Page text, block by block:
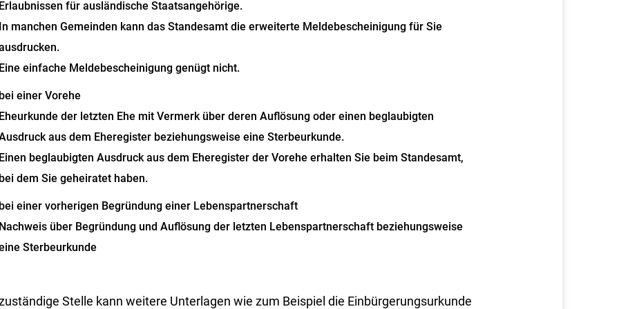
für ausländische Staatsangehörige.
manchen Gemeinden kann das Standesamt die erweiterte Meldebescheinigung für Sie
einfache Meldebescheinigung genügt nicht.
einer Vorehe
der letzten Ehe mit Vermerk über deren Auflösung oder einen beglaubigten
aus dem Eheregister beziehungsweise eine Sterbeurkunde.
beglaubigten Ausdruck aus dem Eheregister der Vorehe erhalten Sie beim Standesamt,
dem Sie geheiratet haben.
einer vorherigen Begründung einer Lebenspartnerschaft
über Begründung und Auflösung der letzten Lebenspartnerschaft beziehungsweise
Sterbeurkunde
Stelle kann weitere Unterlagen wie zum Beispiel die Einbürgerungsurkunde